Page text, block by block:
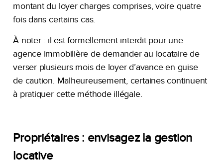
montant du loyer charges comprises, voire quatre
fois dans certains cas.
À noter : il est formellement interdit pour une
agence immobilière de demander au locataire de
verser plusieurs mois de loyer d’avance en guise
de caution. Malheureusement, certaines continuent
à pratiquer cette méthode illégale.
Propriétaires : envisagez la gestion
locative